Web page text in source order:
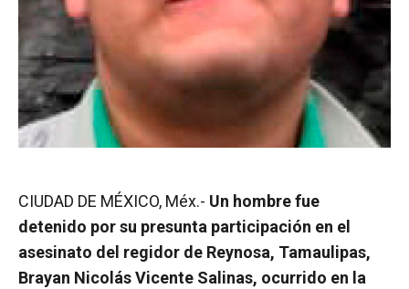
CIUDAD DE MÉXICO, Méx.- Un hombre fue
detenido por su presunta participación en el
asesinato del regidor de Reynosa, Tamaulipas,
Brayan Nicolás Vicente Salinas, ocurrido en la